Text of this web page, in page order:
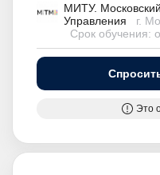
МИТУ.
Управления
г.
Срок обучения:
Это